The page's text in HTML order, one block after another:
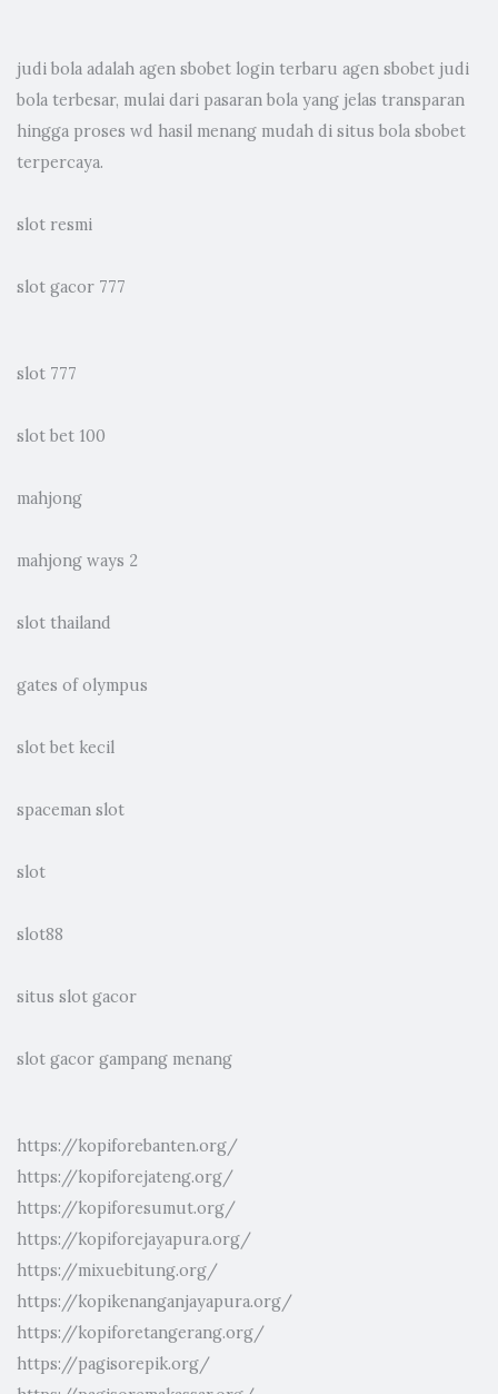
judi bola adalah agen sbobet login terbaru agen sbobet judi
bola terbesar, mulai dari pasaran bola yang jelas transparan
hingga proses wd hasil menang mudah di situs bola sbobet
terpercaya.
slot resmi
slot gacor 777
slot 777
slot bet 100
mahjong
mahjong ways 2
slot thailand
gates of olympus
slot bet kecil
spaceman slot
slot
slot88
situs slot gacor
slot gacor gampang menang
https://kopiforebanten.org/
https://kopiforejateng.org/
https://kopiforesumut.org/
https://kopiforejayapura.org/
https://mixuebitung.org/
https://kopikenanganjayapura.org/
https://kopiforetangerang.org/
https://pagisorepik.org/